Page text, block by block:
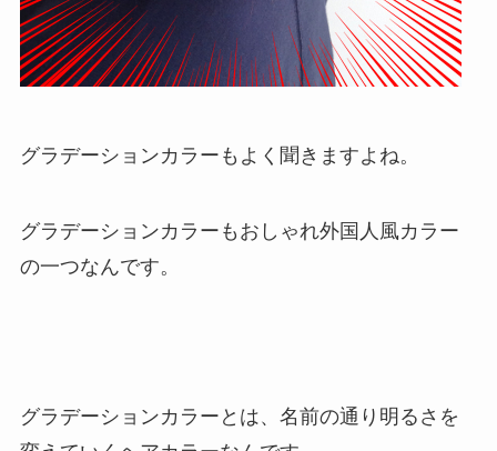
グラデーションカラーもよく聞きますよね。
グラデーションカラーもおしゃれ外国人風カラー
の一つなんです。
グラデーションカラーとは、名前の通り明るさを